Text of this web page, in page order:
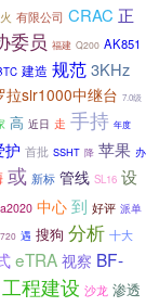
有限公司 CRAC 正
委员 福建 Q200 AK851
建造 规范3KHz
拉slr1000中继台 7.0级
高 近日 走 手持 年度
护 首批 SSHT 降 苹果 办
或 新标 管线 SL16 设
中心 到 好评 派单
遇 搜狗 分析 十大
eTRA 视察 BF-
工程建设 沙龙 渗透